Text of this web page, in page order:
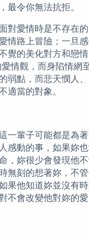
最令你無法抗拒。
對愛情時是不存在
情路上冒險；一旦
覺的美化對方和戀
情觀，而身陷情網
弱點，而悲天憫人
適當的對象。
一輩子可能都是為
感動的事，如果妳
，妳很少會發現他
無刻的想著妳，不
果他知道妳並沒有
不會改變他對妳的愛